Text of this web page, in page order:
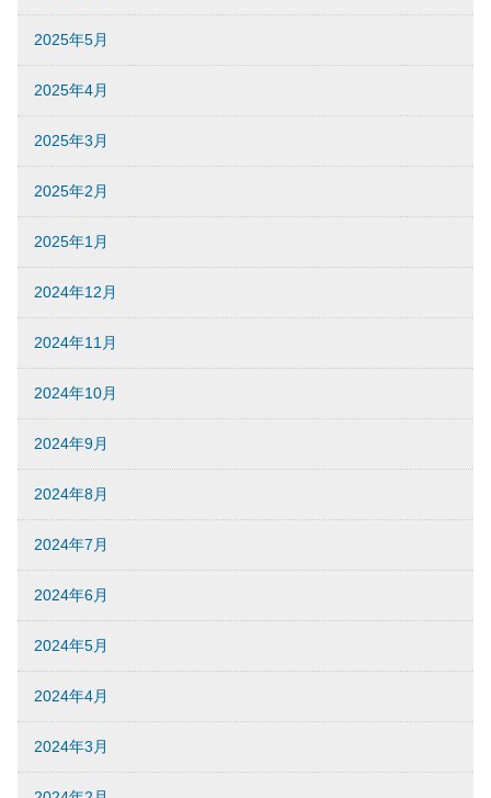
2025年5月
2025年4月
2025年3月
2025年2月
2025年1月
2024年12月
2024年11月
2024年10月
2024年9月
2024年8月
2024年7月
2024年6月
2024年5月
2024年4月
2024年3月